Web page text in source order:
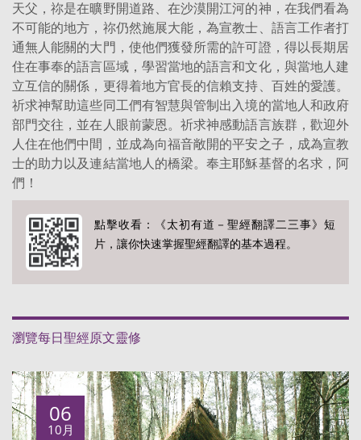
天父，祢是在曠野開道路、在沙漠開江河的神，在我們看為
不可能的地方，祢仍然施展大能，為宣教士、語言工作者打
通無人能關的大門，使他們獲發所需的許可證，得以長期居
住在事奉的語言區域，學習當地的語言和文化，與當地人建
立互信的關係，更得着地方官長的信賴支持、百姓的愛護。
祈求神幫助這些同工們有智慧與管制出入境的當地人和政府
部門交往，並在人眼前蒙恩。祈求神感動語言族群，歡迎外
人住在他們中間，並成為向福音敞開的平安之子，成為宣教
士的助力以及連結當地人的橋梁。奉主耶穌基督的名求，阿
們！
點擊收看：《太初有道－聖經翻譯二三事》短
片，讓你快速掌握聖經翻譯的基本過程。
瀏覽每日聖經原文靈修
06
10月